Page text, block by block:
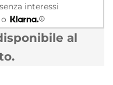
senza interessi
o
al